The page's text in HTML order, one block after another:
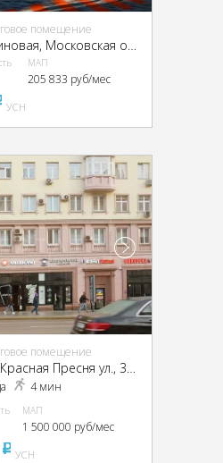
помещение
Видное, ул. Калиновая, Московская обл
МАП
205 833 руб/мес
УСН
помещение
ЦАО, г Москва, Красная Пресня ул., 32-34
4 мин
МАП
1 500 000 руб/мес
pуб
УСН